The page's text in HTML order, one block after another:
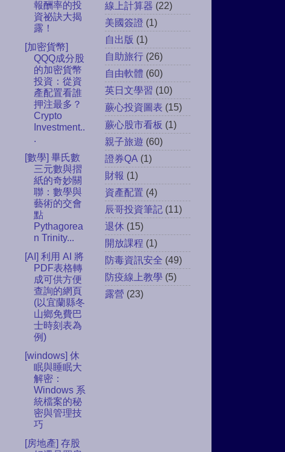
報酬率的投
資祕訣大揭
露！
[加密貨幣]
QQQ成分股
的加密貨幣
投資：從資
產配置看誰
押注最多？
Crypto
Investment..
.
[數學] 畢氏數
三元數與摺
紙的奇妙關
聯：數學與
藝術的交會
點
Pythagorea
n Trinity...
[AI] 利用 AI 將
PDF表格轉
成可供方便
查詢的網頁
(以宜蘭縣冬
山鄉免費巴
士時刻表為
例)
[windows] 休
眠與睡眠大
解密：
Windows 系
統檔案的秘
密與管理技
巧
[房地產] 存股
線上計算器 (22)
美國簽證 (1)
自出版 (1)
自助旅行 (26)
自由軟體 (60)
英日文學習 (10)
蕨心投資圖表 (15)
蕨心股市看板 (1)
親子旅遊 (60)
證券QA (1)
財報 (1)
資產配置 (4)
辰哥投資筆記 (11)
退休 (15)
開放課程 (1)
防毒資訊安全 (49)
防疫線上教學 (5)
露營 (23)